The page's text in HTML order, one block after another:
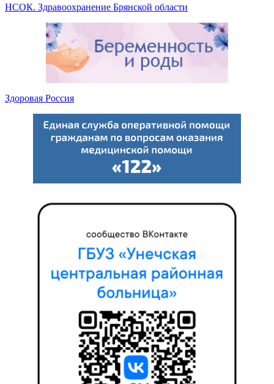
НСОК. Здравоохранение Брянской области
Здоровая Россия